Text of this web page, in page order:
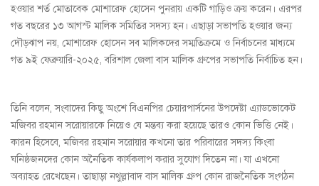
হওয়ার শর্ত মোতাবেক মোশারেফ হোসেন পুনরায় একটি গাড়িও ক্রয় করেন। এরপর
গত বছরের ১৩ আগস্ট মালিক সমিতির সদস্য হন। এছাড়া সভাপতি হওয়ার জন্য
দৌড়ঝাপ নয়, মোশারেফ হোসেন সব মালিকদের সম্মতিক্রমে ও নির্বাচনের মাধ্যমে
গত ৯ই ফেব্রুয়ারি-২০২৫, বরিশাল জেলা বাস মালিক গ্রুপের সভাপতি নির্বাচিত হন।
তিনি বলেন, সংবাদের কিছু অংশে বিএনপির চেয়ারপার্সনের উপদেষ্টা এ্যাডভোকেট
মজিবর রহমান সরোয়ারকে নিয়েও যে মন্তব্য করা হয়েছে তারও কোন ভিত্তি নেই।
কারন হিসেবে, মজিবর রহমান সরোয়ার কখনো তার পরিবারের সদস্য কিংবা
ঘনিষ্ঠজনদের কোন অনৈতিক কার্যকলাপ করার সুযোগ দিতেন না। যা এখনো
অব্যাহত রেখেছেন। তাছাড়া নথুল্লাবাদ বাস মালিক গ্রুপ কোন রাজনৈতিক সংগঠন